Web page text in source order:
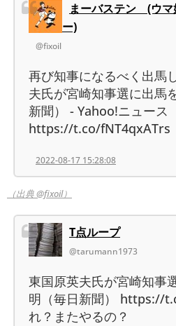
まーバステン (ウマ
ー)
@fixoil
再び知事になるべく出馬
夫氏が宮崎知事選に出馬
新聞） - Yahoo!ニュース
https://t.co/fNT4qxATrs
2022-08-17 15:28:08
（出典 @fixoil）
T点ループ
@tarumann1973
東国原英夫氏が宮崎知事
明（毎日新聞） https://
れ？またやるの？